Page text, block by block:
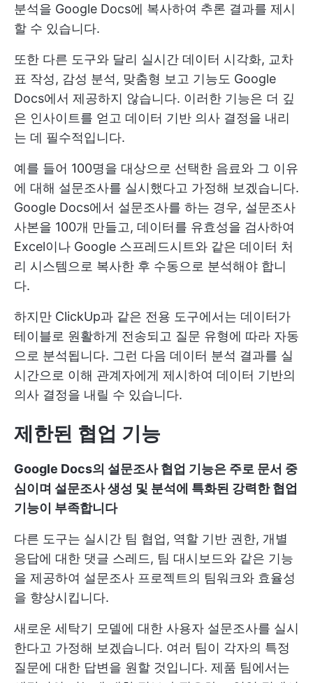
분석을 Google Docs에 복사하여 추론 결과를 제시
할 수 있습니다.
또한 다른 도구와 달리 실시간 데이터 시각화, 교차
표 작성, 감성 분석, 맞춤형 보고 기능도 Google
Docs에서 제공하지 않습니다. 이러한 기능은 더 깊
은 인사이트를 얻고 데이터 기반 의사 결정을 내리
는 데 필수적입니다.
예를 들어 100명을 대상으로 선택한 음료와 그 이유
에 대해 설문조사를 실시했다고 가정해 보겠습니다.
Google Docs에서 설문조사를 하는 경우, 설문조사
사본을 100개 만들고, 데이터를 유효성을 검사하여
Excel이나 Google 스프레드시트와 같은 데이터 처
리 시스템으로 복사한 후 수동으로 분석해야 합니
다.
하지만 ClickUp과 같은 전용 도구에서는 데이터가
테이블로 원활하게 전송되고 질문 유형에 따라 자동
으로 분석됩니다. 그런 다음 데이터 분석 결과를 실
시간으로 이해 관계자에게 제시하여 데이터 기반의
의사 결정을 내릴 수 있습니다.
제한된 협업 기능
Google Docs의 설문조사 협업 기능은 주로 문서 중
심이며 설문조사 생성 및 분석에 특화된 강력한 협업
기능이 부족합니다
다른 도구는 실시간 팀 협업, 역할 기반 권한, 개별
응답에 대한 댓글 스레드, 팀 대시보드와 같은 기능
을 제공하여 설문조사 프로젝트의 팀워크와 효율성
을 향상시킵니다.
새로운 세탁기 모델에 대한 사용자 설문조사를 실시
한다고 가정해 보겠습니다. 여러 팀이 각자의 특정
질문에 대한 답변을 원할 것입니다. 제품 팀에서는